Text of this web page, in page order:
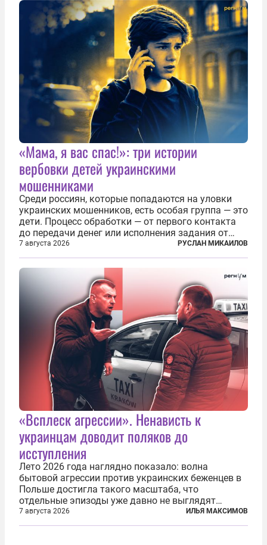
следить за...
«Мама, я вас спас!»: три истории
вербовки детей украинскими
мошенниками
Среди россиян, которые попадаются на уловки
украинских мошенников, есть особая группа — это
дети. Процесс обработки — от первого контакта
до передачи денег или исполнения задания от
кураторов может занять от двух часов до
нескольких месяцев. Детей превращают в
послушных исполнителей, которые...
7 августа 2026 РУСЛАН МИКАИЛОВ
«Всплеск агрессии». Ненависть к
украинцам доводит поляков до
исступления
Лето 2026 года наглядно показало: волна
бытовой агрессии против украинских беженцев в
Польше достигла такого масштаба, что
отдельные эпизоды уже давно не выглядят
случайными. Поляки, судя по происходящему,
буквально теряют рассудок от ненависти к
7 августа 2026 ИЛЬЯ МАКСИМОВ